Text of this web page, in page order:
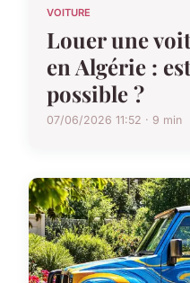
VOITURE
Louer une
en Algérie :
possible ?
07/06/2026 11:52 · 9 min